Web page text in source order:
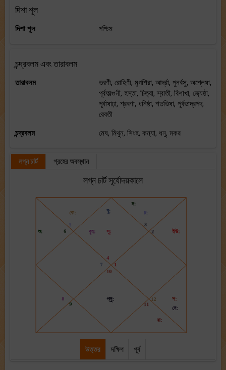
দিশা শূল
দিশা শূল পশ্চিম
চন্দ্রবলম এবং তারাবলম
তারাবলম
ভরণী, রোহিণী, মৃগশিরা, আর্দ্রা, পুনর্বসু, অশ্লেষা,
পূর্বফাল্গুনী, হস্তা, চিত্রা, স্বাতী, বিশাখা, জ্যেষ্ঠা,
পূর্বাষাঢ়া, শ্রবণা, ধনিষ্ঠা, শতভিষা, পূর্বভাদ্রপদ,
রেবতী
চন্দ্রবলম মেষ, মিথুন, সিংহ, কন্যা, ধনু, মকর
লগ্ন চার্ট গ্রহের অবস্থান
লগ্ন চার্ট সূর্যোদয়কালে
উত্তর দক্ষিণ পূর্ব